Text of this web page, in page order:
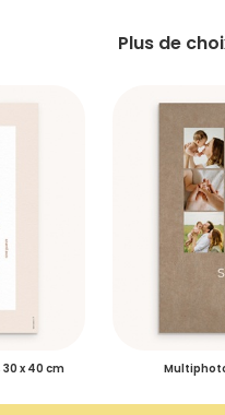
Plus de
x 40 cm